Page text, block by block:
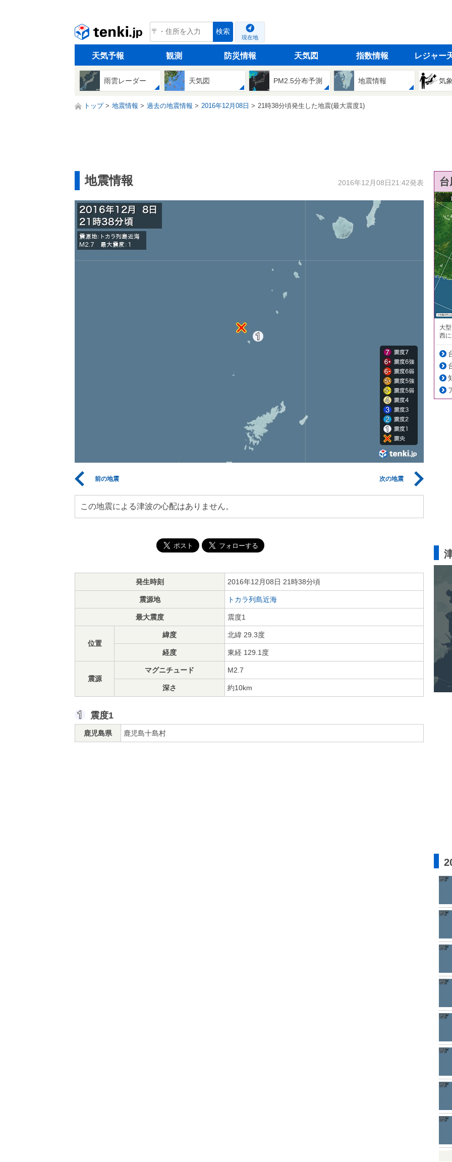
tenki.jp 検索
現在地
天気予報 観測 防災情報 天気図 指数情報 レジャー
雨雲レーダー 天気図 PM2.5分布予測 地震情報 気
トップ 地震情報 過去の地震情報 2016年12月08日 21時38分頃発生した地震(最大震度1)
地震情報 2016年12月08日21:42発表
前の地震 次の地震
この地震による津波の心配はありません。
発生時刻 2016年12月08日 21時38分頃
震源地 トカラ列島近海
最大震度 震度1
位置
緯度 北緯 29.3度
経度 東経 129.1度
震源
マグニチュード M2.7
深さ 約10km
震度1
鹿児島県 鹿児島十島村
大
西